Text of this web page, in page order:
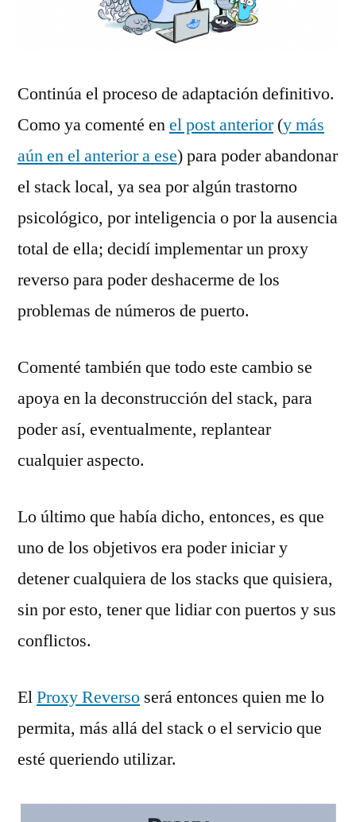
Continúa el proceso de adaptación definitivo.
Como ya comenté enel post anterior(y más
aún en el anterior a ese) para poder abandonar
el stack local, ya sea por algún trastorno
psicológico, por inteligencia o por la ausencia
total de ella; decidí implementar un proxy
reverso para poder deshacerme de los
problemas de números de puerto.
Comenté también que todo este cambio se
apoya en la deconstrucción del stack, para
poder así, eventualmente, replantear
cualquier aspecto.
Lo último que había dicho, entonces, es que
uno de los objetivos era poder iniciar y
detener cualquiera de los stacks que quisiera,
sin por esto, tener que lidiar con puertos y sus
conflictos.
ElProxy Reverso será entonces quien me lo
permita, más allá del stack o el servicio que
esté queriendo utilizar.